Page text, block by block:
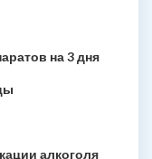
на 3 дня
алкоголя